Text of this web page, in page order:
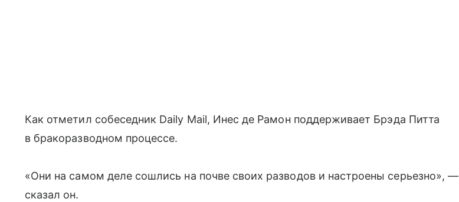
Как отметил собеседник Daily Mail, Инес де Рамон поддерживает Брэда Питта
в бракоразводном процессе.
«Они на самом деле сошлись на почве своих разводов и настроены серьезно», —
сказал он.